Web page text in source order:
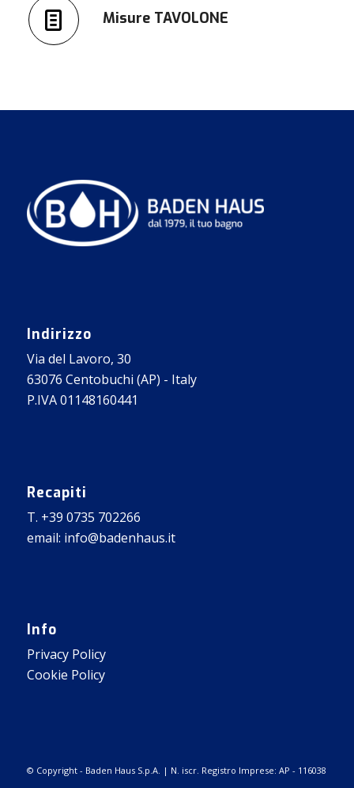
Misure TAVOLONE
Indirizzo
Via del Lavoro, 30
63076 Centobuchi (AP) - Italy
P.IVA 01148160441
Recapiti
T. +39 0735 702266
email: info@badenhaus.it
Info
Privacy Policy
Cookie Policy
© Copyright - Baden Haus S.p.A. | N. iscr. Registro Imprese: AP - 116038